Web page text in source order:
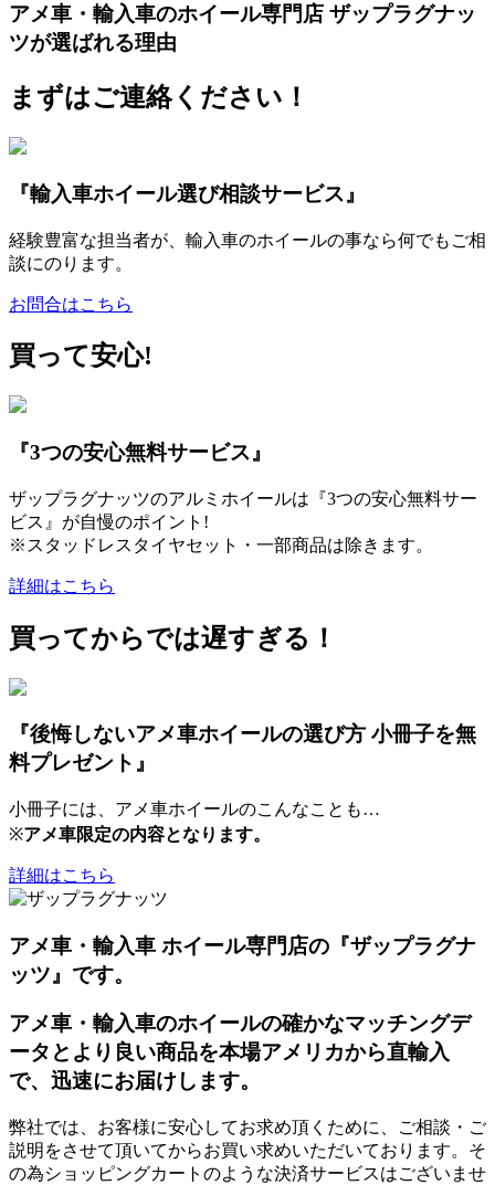
アメ車・輸入車のホイール専門店 ザップラグナッ
ツが選ばれる理由
まずはご連絡ください！
『輸入車ホイール選び相談サービス』
経験豊富な担当者が、輸入車のホイールの事なら何でもご相
談にのります。
お問合はこちら
買って安心!
『3つの安心無料サービス』
ザップラグナッツのアルミホイールは『3つの安心無料サー
ビス』が自慢のポイント!
※スタッドレスタイヤセット・一部商品は除きます。
詳細はこちら
買ってからでは遅すぎる！
『後悔しないアメ車ホイールの選び方 小冊子を無
料プレゼント』
小冊子には、アメ車ホイールのこんなことも…
※アメ車限定の内容となります。
詳細はこちら
アメ車・輸入車 ホイール専門店の『ザップラグナ
ッツ』です。
アメ車・輸入車のホイールの確かなマッチングデ
ータとより良い商品を本場アメリカから直輸入
で、迅速にお届けします。
弊社では、お客様に安心してお求め頂くために、ご相談・ご
説明をさせて頂いてからお買い求めいただいております。そ
の為ショッピングカートのような決済サービスはございませ